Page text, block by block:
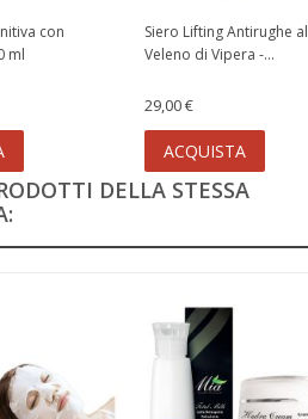
con
ml
Siero Lifting Antirughe al
Veleno di Vipera -...
29,00 €
ACQUISTA
DELLA STESSA